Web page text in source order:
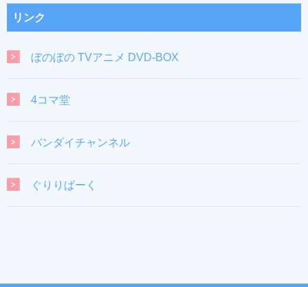
リンク
ぼのぼの TVアニメ DVD-BOX
4コマ堂
バンダイチャンネル
ぐりりぱーく